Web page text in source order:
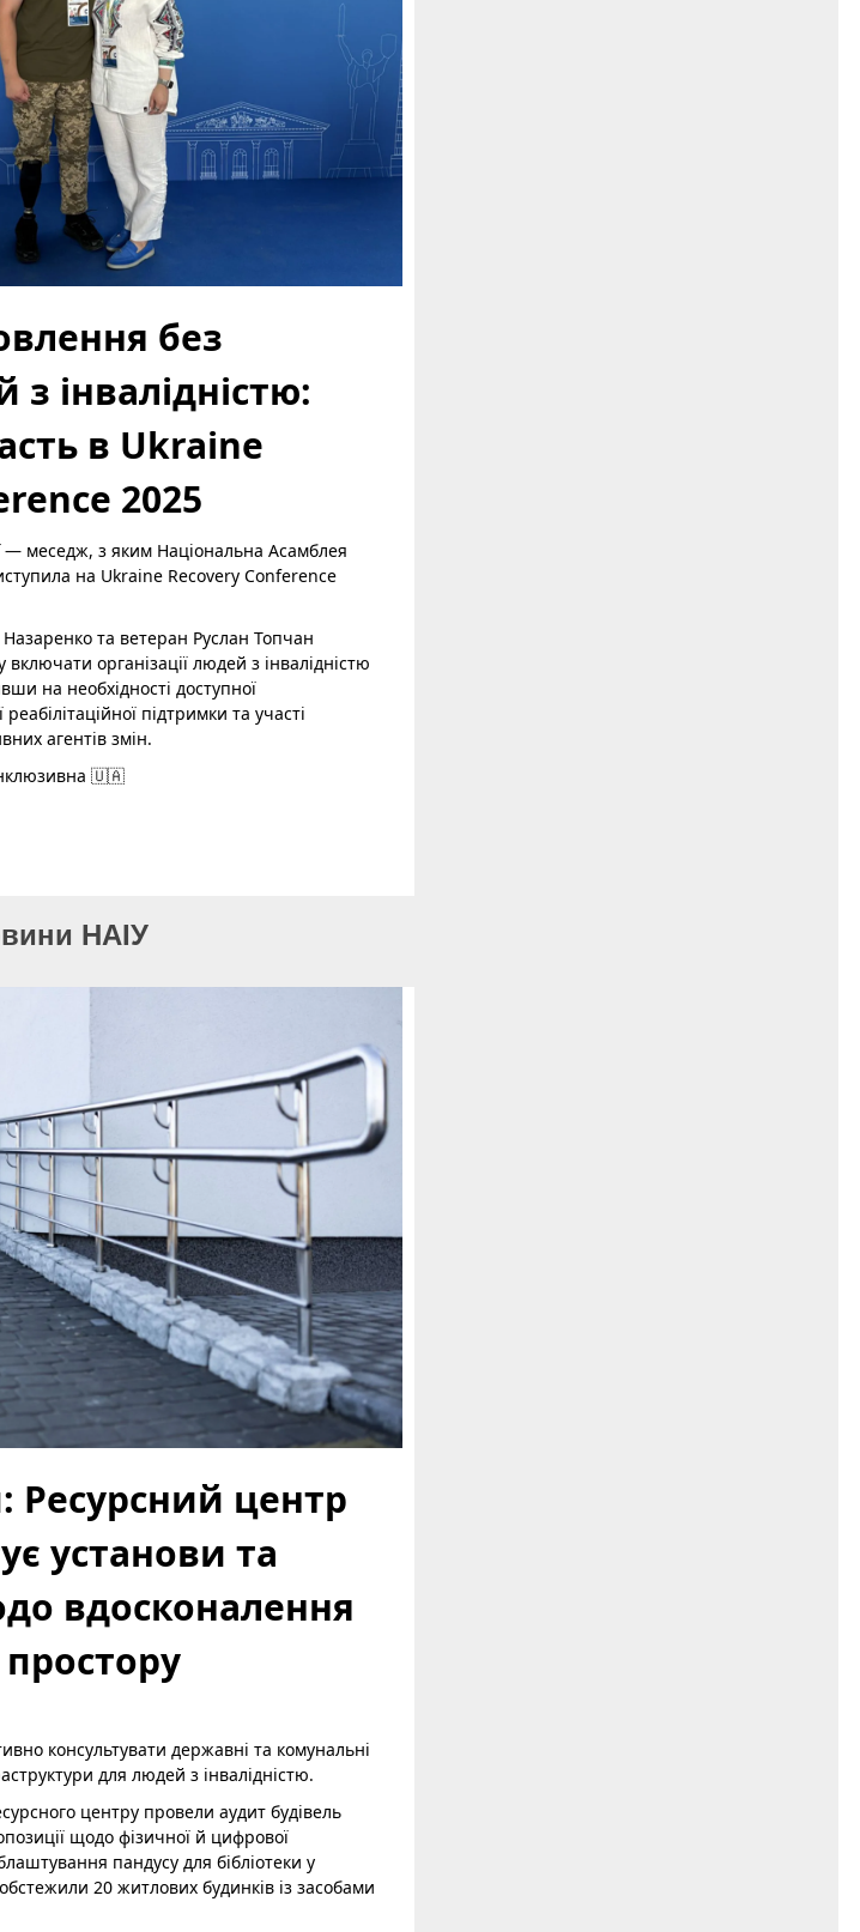
без
з інвалідністю:
в Ukraine
2025
— меседж, з яким Національна Асамблея
на Ukraine Recovery Conference
та ветеран Руслан Топчан
організації людей з інвалідністю
на необхідності доступної
підтримки та участі
агентів змін.
🇺🇦
НАІУ
Ресурсний центр
установи та
вдосконалення
простору
консультувати державні та комунальні
для людей з інвалідністю.
центру провели аудит будівель
щодо фізичної й цифрової
пандусу для бібліотеки у
20 житлових будинків із засобами